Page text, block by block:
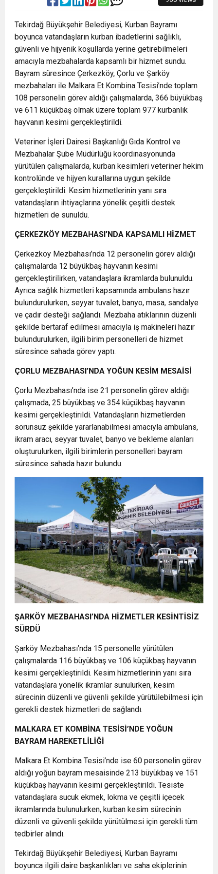
Tekirdağ Büyükşehir Belediyesi, Kurban Bayramı
boyunca vatandaşların kurban ibadetlerini sağlıklı,
güvenli ve hijyenik koşullarda yerine getirebilmeleri
amacıyla mezbahalarda kapsamlı bir hizmet sundu.
Bayram süresince Çerkezköy, Çorlu ve Şarköy
mezbahaları ile Malkara Et Kombina Tesisi’nde toplam
108 personelin görev aldığı çalışmalarda, 366 büyükbaş
ve 611 küçükbaş olmak üzere toplam 977 kurbanlık
hayvanın kesimi gerçekleştirildi.
Veteriner İşleri Dairesi Başkanlığı Gıda Kontrol ve
Mezbahalar Şube Müdürlüğü koordinasyonunda
yürütülen çalışmalarda, kurban kesimleri veteriner hekim
kontrolünde ve hijyen kurallarına uygun şekilde
gerçekleştirildi. Kesim hizmetlerinin yanı sıra
vatandaşların ihtiyaçlarına yönelik çeşitli destek
hizmetleri de sunuldu.
ÇERKEZKÖY MEZBAHASI’NDA KAPSAMLI HİZMET
Çerkezköy Mezbahası’nda 12 personelin görev aldığı
çalışmalarda 12 büyükbaş hayvanın kesimi
gerçekleştirilirken, vatandaşlara ikramlarda bulunuldu.
Ayrıca sağlık hizmetleri kapsamında ambulans hazır
bulundurulurken, seyyar tuvalet, banyo, masa, sandalye
ve çadır desteği sağlandı. Mezbaha atıklarının düzenli
şekilde bertaraf edilmesi amacıyla iş makineleri hazır
bulundurulurken, ilgili birim personelleri de hizmet
süresince sahada görev yaptı.
ÇORLU MEZBAHASI’NDA YOĞUN KESİM MESAİSİ
Çorlu Mezbahası’nda ise 21 personelin görev aldığı
çalışmada, 25 büyükbaş ve 354 küçükbaş hayvanın
kesimi gerçekleştirildi. Vatandaşların hizmetlerden
sorunsuz şekilde yararlanabilmesi amacıyla ambulans,
ikram aracı, seyyar tuvalet, banyo ve bekleme alanları
oluşturulurken, ilgili birimlerin personelleri bayram
süresince sahada hazır bulundu.
ŞARKÖY MEZBAHASI’NDA HİZMETLER KESİNTİSİZ
SÜRDÜ
Şarköy Mezbahası’nda 15 personelle yürütülen
çalışmalarda 116 büyükbaş ve 106 küçükbaş hayvanın
kesimi gerçekleştirildi. Kesim hizmetlerinin yanı sıra
vatandaşlara yönelik ikramlar sunulurken, kesim
sürecinin düzenli ve güvenli şekilde yürütülebilmesi için
gerekli destek hizmetleri de sağlandı.
MALKARA ET KOMBİNA TESİSİ’NDE YOĞUN
BAYRAM HAREKETLİLİĞİ
Malkara Et Kombina Tesisi’nde ise 60 personelin görev
aldığı yoğun bayram mesaisinde 213 büyükbaş ve 151
küçükbaş hayvanın kesimi gerçekleştirildi. Tesiste
vatandaşlara sucuk ekmek, lokma ve çeşitli içecek
ikramlarında bulunulurken, kurban kesim sürecinin
düzenli ve güvenli şekilde yürütülmesi için gerekli tüm
tedbirler alındı.
Tekirdağ Büyükşehir Belediyesi, Kurban Bayramı
boyunca ilgili daire başkanlıkları ve saha ekiplerinin